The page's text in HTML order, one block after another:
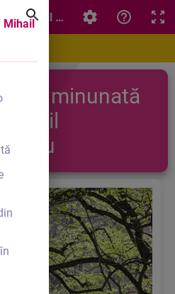
MihailMihail Sadoveanu
minunată